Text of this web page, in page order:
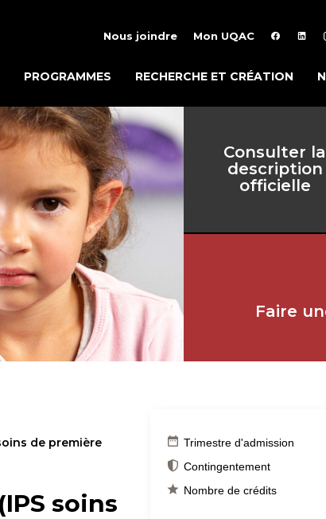
Nous joindre Mon UQAC
PROGRAMMES RECHERCHE ET CRÉATION
Consulter la
description
officielle
Faire
de première
soins
Trimestre d'admission
Contingentement
Nombre de crédits